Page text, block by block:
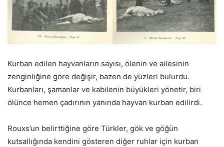
Kurban edilen hayvanların sayısı, ölenin ve ailesinin
zenginliğine göre değişir, bazen de yüzleri bulurdu.
Kurbanları, şamanlar ve kabilenin büyükleri yönetir, biri
ölünce hemen çadırının yanında hayvan kurban edilirdi.
Rouxs’un belirttiğine göre Türkler, gök ve göğün
kutsallığında kendini gösteren diğer ruhlar için kurban